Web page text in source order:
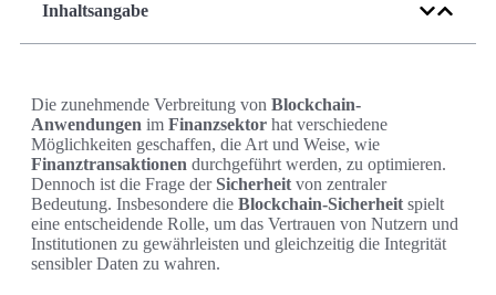
Inhaltsangabe
Die zunehmende Verbreitung von Blockchain-
Anwendungen im Finanzsektor hat verschiedene
Möglichkeiten geschaffen, die Art und Weise, wie
Finanztransaktionen durchgeführt werden, zu optimieren.
Dennoch ist die Frage derSicherheit von zentraler
Bedeutung. Insbesondere die Blockchain-Sicherheit spielt
eine entscheidende Rolle, um das Vertrauen von Nutzern und
Institutionen zu gewährleisten und gleichzeitig die Integrität
sensibler Daten zu wahren.